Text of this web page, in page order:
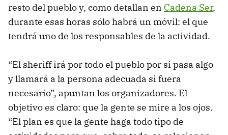
resto del pueblo y, como detallan en Cadena Ser,
durante esas horas sólo habrá un móvil: el que
tendrá uno de los responsables de la actividad.
“El sheriff irá por todo el pueblo por si pasa algo
y llamará a la persona adecuada si fuera
necesario”, apuntan los organizadores. El
objetivo es claro: que la gente se mire a los ojos.
“El plan es que la gente haga todo tipo de